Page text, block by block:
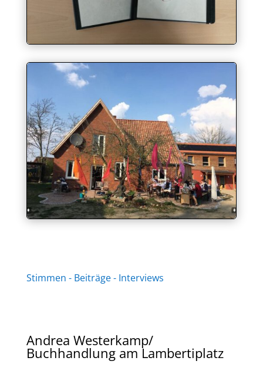
Stimmen - Beiträge - Interviews
Andrea Westerkamp/
Buchhandlung am Lambertiplatz